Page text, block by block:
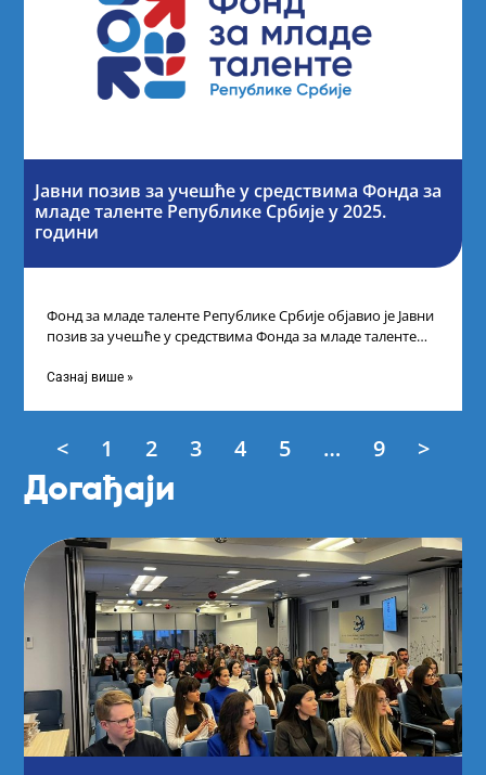
Јавни позив за учешће у средствима Фонда за
младе таленте Републике Србије у 2025.
години
Фонд за младе таленте Републике Србије објавио је Јавни
позив за учешће у средствима Фонда за младе таленте
Сазнај више »
< 1 2 3 4 5 … 9 >
Догађаји